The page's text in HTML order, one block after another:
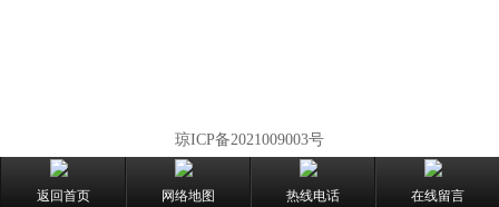
琼ICP备2021009003号
返回首页 网络地图 热线电话 在线留言